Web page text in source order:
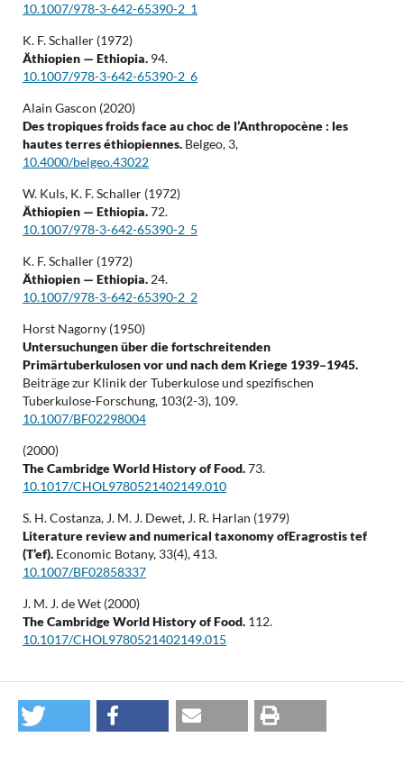
10.1007/978-3-642-65390-2_1
K. F. Schaller (1972)
Äthiopien — Ethiopia. 94.
10.1007/978-3-642-65390-2_6
Alain Gascon (2020)
Des tropiques froids face au choc de l’Anthropocène : les
hautes terres éthiopiennes. Belgeo, 3,
10.4000/belgeo.43022
W. Kuls, K. F. Schaller (1972)
Äthiopien — Ethiopia.72.
10.1007/978-3-642-65390-2_5
K. F. Schaller (1972)
Äthiopien — Ethiopia.24.
10.1007/978-3-642-65390-2_2
Horst Nagorny (1950)
Untersuchungen über die fortschreitenden
Primärtuberkulosen vor und nach dem Kriege 1939–1945.
Beiträge zur Klinik der Tuberkulose und spezifischen
Tuberkulose-Forschung, 103(2-3), 109.
10.1007/BF02298004
(2000)
The Cambridge World History of Food.73.
10.1017/CHOL9780521402149.010
S. H. Costanza, J. M. J. Dewet, J. R. Harlan (1979)
Literature review and numerical taxonomy ofEragrostis tef
(T’ef). Economic Botany, 33(4),413.
10.1007/BF02858337
J. M. J. de Wet (2000)
The Cambridge World History of Food. 112.
10.1017/CHOL9780521402149.015